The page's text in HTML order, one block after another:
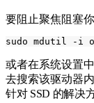
要阻止聚焦阻塞你
或者在系统设置
去搜索该驱动器
针对 SSD 的解决